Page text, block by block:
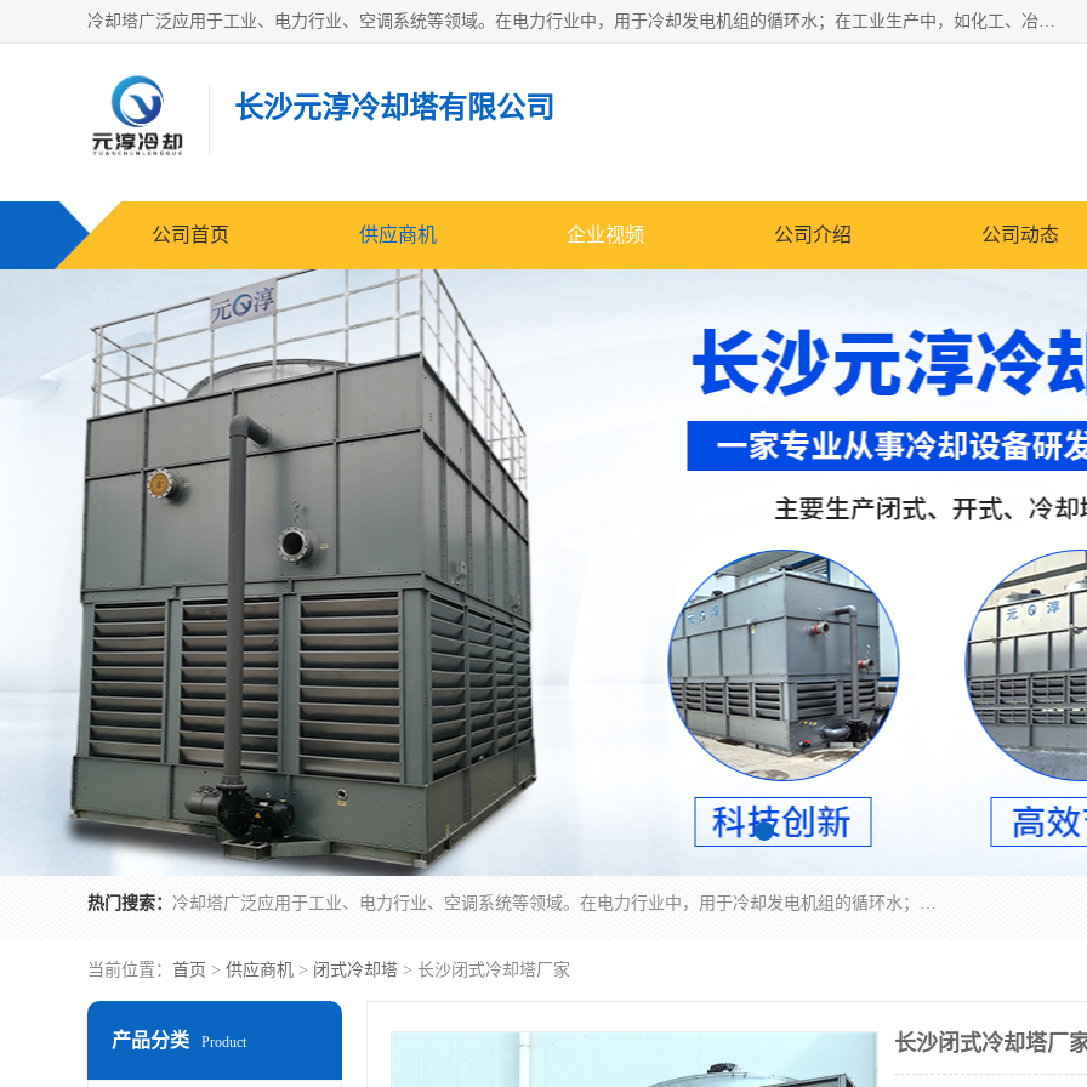
冷却塔广泛应用于工业、电力行业、空调系统等领域。在电力行业中，用于冷却发电机组的循环水；在工业生产中，如化工、冶金等行业，可降低生产过程中产生的热量；在空调系统中，为空调设备提供冷却水源
长沙元淳冷却塔有限公司
公司首页 供应商机 企业视频 公司介绍 公司动态
热门搜索： 冷却塔广泛应用于工业、电力行业、空调系统等领域。在电力行业中，用于冷却发电机组的循环水；在工业生产中，如化工、冶金等行业，可降低生产过程中产生的热量；在空调系统中，为空调设备提供冷却水源
当前位置： 首页 > 供应商机 > 闭式冷却塔 > 长沙闭式冷却塔厂家
产品分类 Product 长沙闭式冷却塔厂